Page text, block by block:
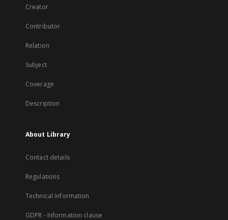
Creator
Contributor
Relation
Subject
Coverage
Description
About Library
Contact details
Regulations
Technical Information
GDPR - Information clause